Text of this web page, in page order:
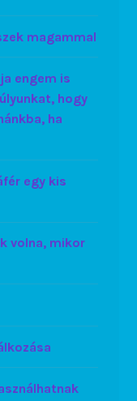
magammal
engem is
hogy
ha
egy kis
volna, mikor